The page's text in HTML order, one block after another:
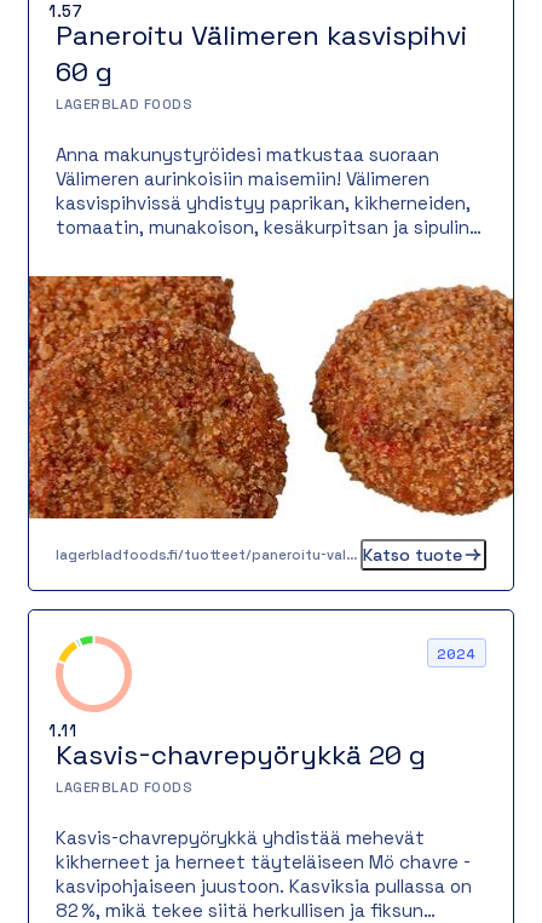
1.57
Paneroitu Välimeren kasvispihvi
60 g
LAGERBLAD FOODS
Anna makunystyröidesi matkustaa suoraan
Välimeren aurinkoisiin maisemiin! Välimeren
kasvispihvissä yhdistyy paprikan, kikherneiden,
tomaatin, munakoison, kesäkurpitsan ja sipulin
kruunaa Mö kasvipohjainen kreikkalainen juusto,
joka antaa sille aidon välimerellisen tunnelman.
Pihvi paistetaan valurautapannulla täydelliseksi,
jolloin se saa rapean pinnan ja mehevän
sisuksen.
lagerbladfoods.fi/tuotteet/paneroitu-valimeren-kasvispihvi-60-g Katso tuote
1.11
2024
Kasvis-chavrepyörykkä 20 g
LAGERBLAD FOODS
Kasvis-chavrepyörykkä yhdistää mehevät
kikherneet ja herneet täyteläiseen Mö chavre -
kasvipohjaiseen juustoon. Kasviksia pullassa on
82 %, mikä tekee siitä herkullisen ja fiksun